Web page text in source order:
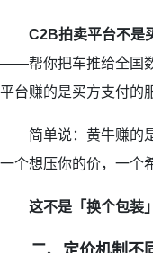
C2B拍卖平台不是
——帮你把车推给全国
平台赚的是买方支付的
简单说：黄牛赚的是
一个想压你的价，一个
这不是「换个包装